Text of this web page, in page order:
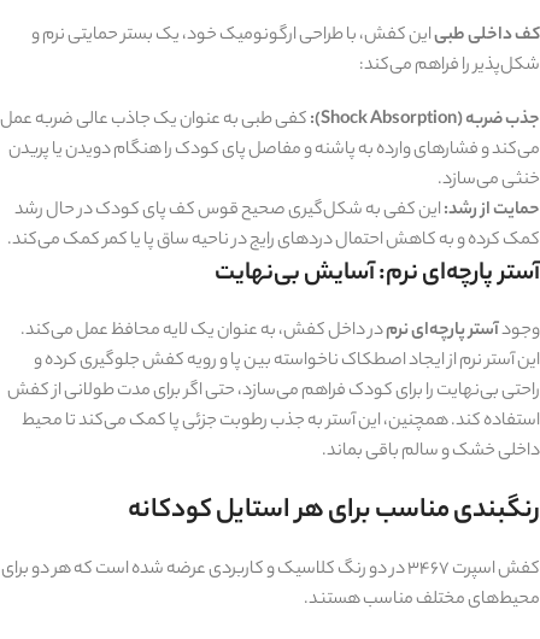
کف داخلی طبیاین کفش، با طراحی ارگونومیک خود، یک بستر حمایتی نرم و
شکل‌پذیر را فراهم می‌کند:
جذب ضربه (Shock Absorption):
کفی طبی به عنوان یک جاذب عالی ضربه عمل
می‌کند و فشارهای وارده به پاشنه و مفاصل پای کودک را هنگام دویدن یا پریدن
خنثی می‌سازد.
حمایت از رشد:این کفی به شکل‌گیری صحیح قوس کف پای کودک در حال رشد
کمک کرده و به کاهش احتمال دردهای رایج در ناحیه ساق پا یا کمر کمک می‌کند.
آستر پارچه‌ای نرم: آسایش بی‌نهایت
وجودآستر پارچه‌ای نرمدر داخل کفش، به عنوان یک لایه محافظ عمل می‌کند.
این آستر نرم از ایجاد اصطکاک ناخواسته بین پا و رویه کفش جلوگیری کرده و
راحتی بی‌نهایت را برای کودک فراهم می‌سازد، حتی اگر برای مدت طولانی از کفش
استفاده کند. همچنین، این آستر به جذب رطوبت جزئی پا کمک می‌کند تا محیط
داخلی خشک و سالم باقی بماند.
رنگبندی مناسب برای هر استایل کودکانه
کفش اسپرت 3467 در دو رنگ کلاسیک و کاربردی عرضه شده است که هر دو برای
محیط‌های مختلف مناسب هستند.